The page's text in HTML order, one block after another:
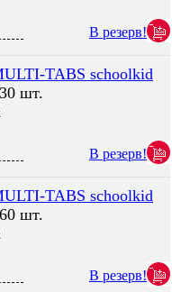
В резерв!
TABS schoolkid
шт.
В резерв!
TABS schoolkid
шт.
В резерв!